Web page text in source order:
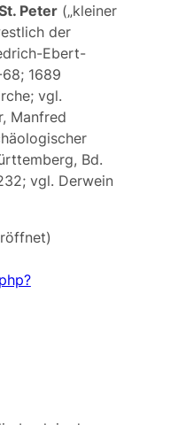
Peter(„kleiner
der
Ebert-
1689
; vgl.
Manfred
Bd.
vgl. Derwein